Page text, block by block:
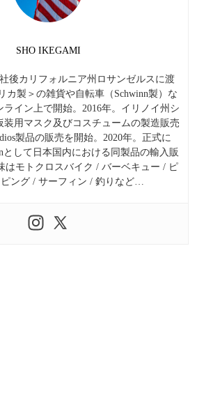
SHO IKEGAMI
後カリフォルニア州ロサンゼルスに渡
カ製＞の雑貨や自転車（Schwinn製）な
ライン上で開始。2016年。イリノイ州シ
装用マスク及びコスチュームの製造販売
製品の販売を開始。2020年。正式に
として日本国内における同製品の輸入販
はモトクロスバイク / バーベキュー / ピ
ング / サーフィン / 釣りなど…